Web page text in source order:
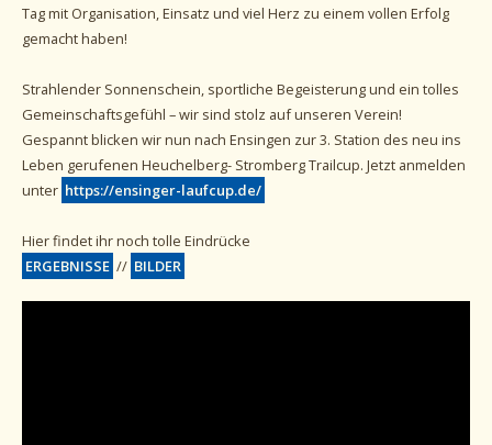
Tag mit Organisation, Einsatz und viel Herz zu einem vollen Erfolg
gemacht haben!
Strahlender Sonnenschein, sportliche Begeisterung und ein tolles
Gemeinschaftsgefühl – wir sind stolz auf unseren Verein!
Gespannt blicken wir nun nach Ensingen zur 3. Station des neu ins
Leben gerufenen Heuchelberg- Stromberg Trailcup. Jetzt anmelden
unter https://ensinger-laufcup.de/
Hier findet ihr noch tolle Eindrücke
ERGEBNISSE // BILDER